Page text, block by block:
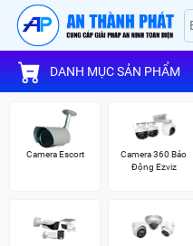
DANH MỤC SẢN PHẨM
Camera Escort
Camera 360 Báo
Động Ezviz